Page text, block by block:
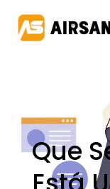
Que